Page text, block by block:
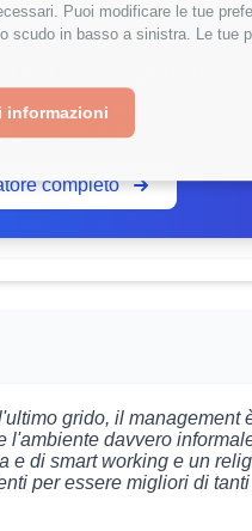
Puoi modificare le tue
scudo in basso a sinistra. Le tue
informazioni
il tuo stipendio?
stipendio si posiziona
esperienza e località.
completo
grido, il management
l'ambiente davvero
e di smart working e un
per essere migliori di